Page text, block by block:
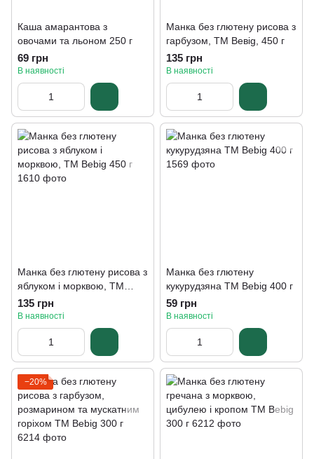
Каша амарантова з
овочами та льоном 250 г
69 грн
В наявності
Манка без глютену рисова з
гарбузом, ТМ Beвig, 450 г
135 грн
В наявності
Манка без глютену рисова з
яблуком і морквою, TM
Bebig 450 г
135 грн
В наявності
Манка без глютену
кукурудзяна ТМ Bebig 400 г
59 грн
В наявності
−20%